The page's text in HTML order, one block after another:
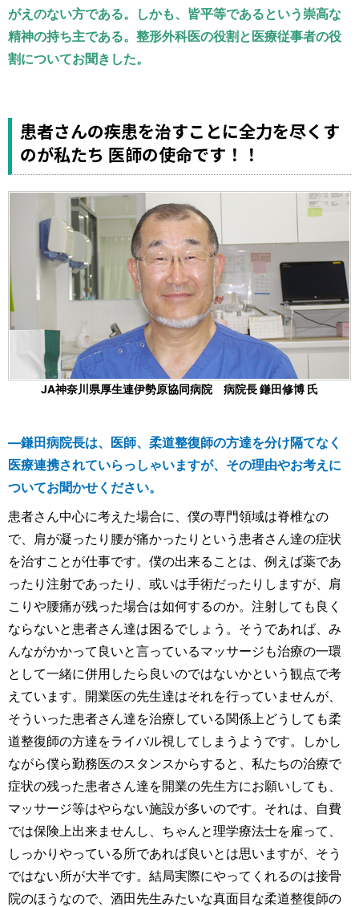
がえのない方である。しかも、皆平等であるという崇高な
精神の持ち主である。整形外科医の役割と医療従事者の役
割についてお聞きした。
患者さんの疾患を治すことに全力を尽くす
のが私たち 医師の使命です！！
JA神奈川県厚生連伊勢原協同病院 病院長 鎌田修博 氏
―鎌田病院長は、医師、柔道整復師の方達を分け隔てなく
医療連携されていらっしゃいますが、その理由やお考えに
ついてお聞かせください。
患者さん中心に考えた場合に、僕の専門領域は脊椎なの
で、肩が凝ったり腰が痛かったりという患者さん達の症状
を治すことが仕事です。僕の出来ることは、例えば薬であ
ったり注射であったり、或いは手術だったりしますが、肩
こりや腰痛が残った場合は如何するのか。注射しても良く
ならないと患者さん達は困るでしょう。そうであれば、み
んながかかって良いと言っているマッサージも治療の一環
として一緒に併用したら良いのではないかという観点で考
えています。開業医の先生達はそれを行っていませんが、
そういった患者さん達を治療している関係上どうしても柔
道整復師の方達をライバル視してしまうようです。しかし
ながら僕ら勤務医のスタンスからすると、私たちの治療で
症状の残った患者さん達を開業の先生方にお願いしても、
マッサージ等はやらない施設が多いのです。それは、自費
では保険上出来ませんし、ちゃんと理学療法士を雇って、
しっかりやっている所であれば良いとは思いますが、そう
ではない所が大半です。結局実際にやってくれるのは接骨
院のほうなので、酒田先生みたいな真面目な柔道整復師の